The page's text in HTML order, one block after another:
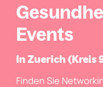
Events
In Zuerich (Kreis
Finden Sie